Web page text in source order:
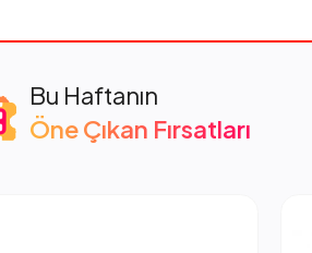
Bu Haftanın
Öne Çıkan Fırsatları